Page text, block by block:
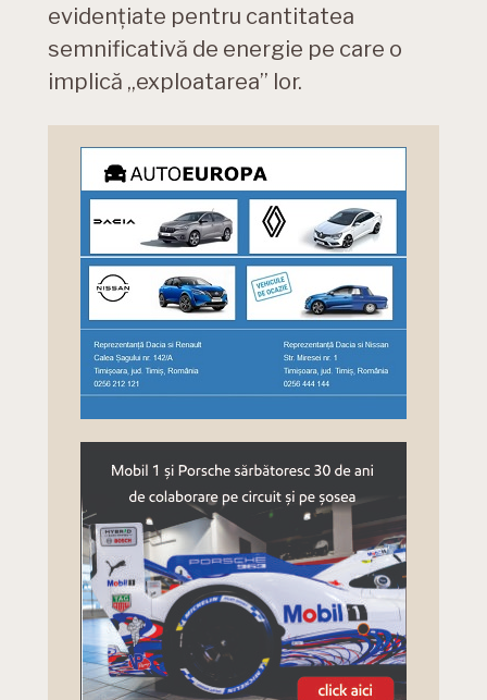
evidențiate pentru cantitatea
semnificativă de energie pe care o
implică „exploatarea” lor.